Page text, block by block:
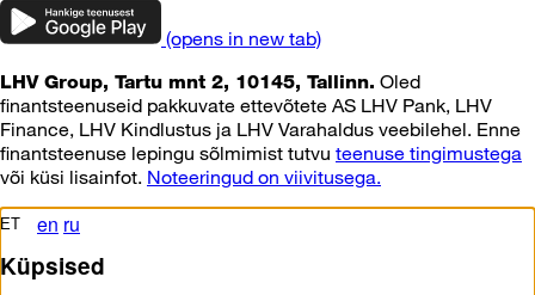
(opens in new tab)
LHV Group, Tartu mnt 2, 10145, Tallinn. Oled
finantsteenuseid pakkuvate ettevõtete AS LHV Pank, LHV
Finance, LHV Kindlustus ja LHV Varahaldus veebilehel. Enne
finantsteenuse lepingu sõlmimist tutvu teenuse tingimustega
või küsi lisainfot. Noteeringud on viivitusega.
ET en ru
Küpsised